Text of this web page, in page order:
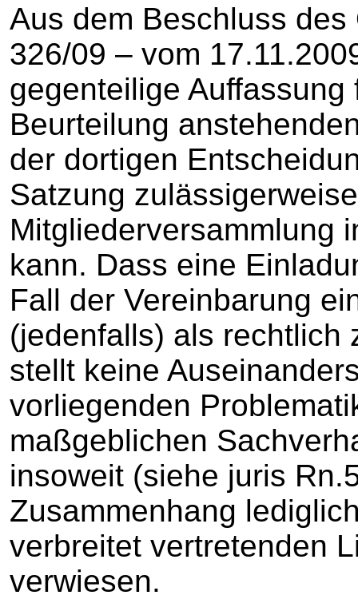
Aus dem Beschluss
326/09 – vom
gegenteilige
Beurteilung
der dortigen
Satzung
Mitgliederversammlung
kann. Dass eine
Fall der Vereinbarung
(jedenfalls) als rechtlich
stellt keine
vorliegenden
maßgeblichen
insoweit (siehe juris
Zusammenhang
verbreitet vertretenden
verwiesen.